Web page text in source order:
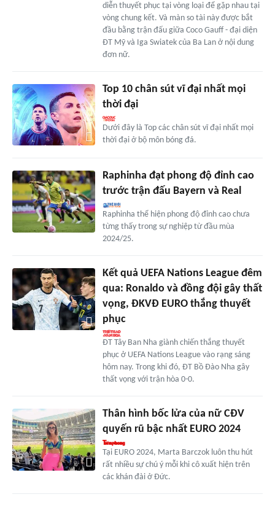
diễn thuyết phục tại vòng loại để gặp nhau tại
vòng chung kết. Và màn so tài này được bắt
đầu bằng trận đấu giữa Coco Gauff - đại diện
ĐT Mỹ và Iga Swiatek của Ba Lan ở nội dung
đơn nữ.
Top 10 chân sút vĩ đại nhất mọi
thời đại
Dưới đây là Top các chân sút vĩ đại nhất mọi
thời đại ở bộ môn bóng đá.
Raphinha đạt phong độ đỉnh cao
trước trận đấu Bayern và Real
Raphinha thể hiện phong độ đỉnh cao chưa
từng thấy trong sự nghiệp từ đầu mùa
2024/25.
Kết quả UEFA Nations League đêm
qua: Ronaldo và đồng đội gây thất
vọng, ĐKVĐ EURO thắng thuyết
phục
ĐT Tây Ban Nha giành chiến thắng thuyết
phục ở UEFA Nations League vào rạng sáng
hôm nay. Trong khi đó, ĐT Bồ Đào Nha gây
thất vọng với trận hòa 0-0.
Thân hình bốc lửa của nữ CĐV
quyến rũ bậc nhất EURO 2024
Tại EURO 2024, Marta Barczok luôn thu hút
rất nhiều sự chú ý mỗi khi cô xuất hiện trên
các khán đài ở Đức.